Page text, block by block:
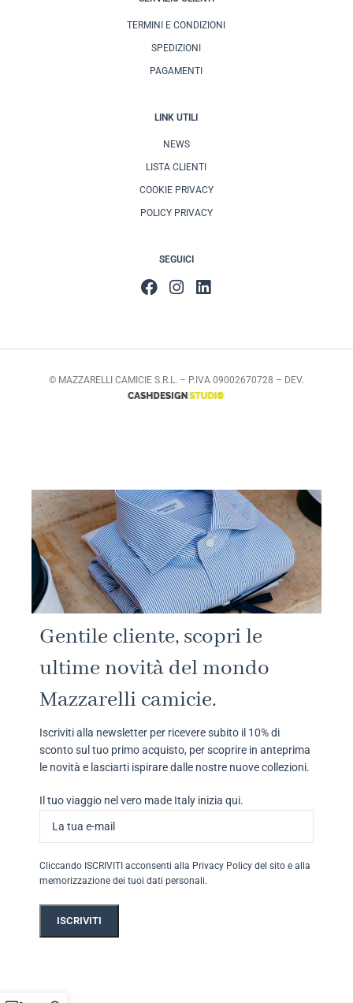
TERMINI E CONDIZIONI
SPEDIZIONI
PAGAMENTI
LINK UTILI
NEWS
LISTA CLIENTI
COOKIE PRIVACY
POLICY PRIVACY
SEGUICI
© MAZZARELLI CAMICIE S.R.L. – P.IVA 09002670728 – DEV.
Gentile cliente, scopri le
ultime novità del mondo
Mazzarelli camicie.
Iscriviti alla newsletter per ricevere subito il 10% di
sconto sul tuo primo acquisto, per scoprire in anteprima
le novità e lasciarti ispirare dalle nostre nuove collezioni.
Il tuo viaggio nel vero made Italy inizia qui.
Cliccando ISCRIVITI acconsenti alla Privacy Policy del sito e alla
memorizzazione dei tuoi dati personali.